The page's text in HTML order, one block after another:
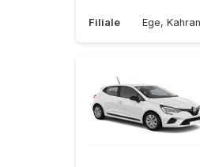
Filiale Ege,